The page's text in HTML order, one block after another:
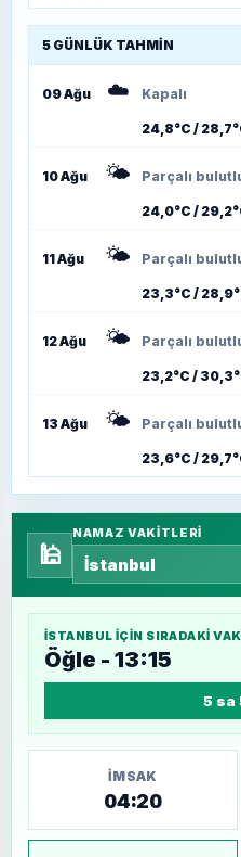
5 GÜNLÜK TAHMIN
09 Ağu ☁️ Kapalı
24,8°C /
10 Ağu 🌤️ Parçalı
24,0°C /
11 Ağu 🌤️ Parçalı
23,3°C /
12 Ağu 🌤️ Parçalı
23,2°C /
13 Ağu 🌤️ Parçalı
23,6°C /
🕌
NAMAZ VAKITLERI
İSTANBUL IÇIN SIRADAKI
Öğle - 13:15
5 sa
İMSAK
04:20